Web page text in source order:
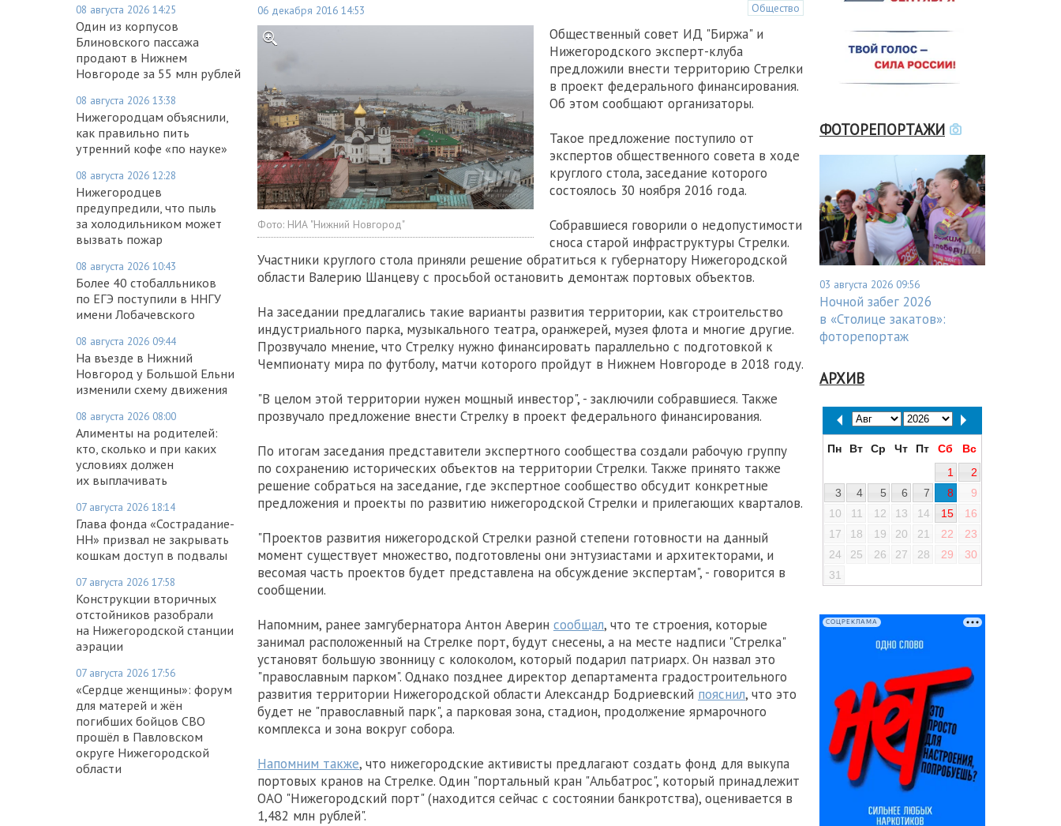
08 августа 2026 14:25
Один из корпусов
Блиновского пассажа
продают в Нижнем
Новгороде за 55 млн рублей
08 августа 2026 13:38
Нижегородцам объяснили,
как правильно пить
утренний кофе «по науке»
08 августа 2026 12:28
Нижегородцев
предупредили, что пыль
за холодильником может
вызвать пожар
08 августа 2026 10:43
Более 40 стобалльников
по ЕГЭ поступили в ННГУ
имени Лобачевского
08 августа 2026 09:44
На въезде в Нижний
Новгород у Большой Ельни
изменили схему движения
08 августа 2026 08:00
Алименты на родителей:
кто, сколько и при каких
условиях должен
их выплачивать
07 августа 2026 18:14
Глава фонда «Сострадание-
НН» призвал не закрывать
кошкам доступ в подвалы
07 августа 2026 17:58
Конструкции вторичных
отстойников разобрали
на Нижегородской станции
аэрации
07 августа 2026 17:56
«Сердце женщины»: форум
для матерей и жён
погибших бойцов СВО
прошёл в Павловском
округе Нижегородской
области
06 декабря 2016 14:53 Общество
Фото: НИА "Нижний Новгород"
Общественный совет ИД "Биржа" и
Нижегородского эксперт-клуба
предложили внести территорию Стрелки
в проект федерального финансирования.
Об этом сообщают организаторы.
Такое предложение поступило от
экспертов общественного совета в ходе
круглого стола, заседание которого
состоялось 30 ноября 2016 года.
Собравшиеся говорили о недопустимости
сноса старой инфраструктуры Стрелки.
Участники круглого стола приняли решение обратиться к губернатору Нижегородской
области Валерию Шанцеву с просьбой остановить демонтаж портовых объектов.
На заседании предлагались такие варианты развития территории, как строительство
индустриального парка, музыкального театра, оранжерей, музея флота и многие другие.
Прозвучало мнение, что Стрелку нужно финансировать параллельно с подготовкой к
Чемпионату мира по футболу, матчи которого пройдут в Нижнем Новгороде в 2018 году.
"В целом этой территории нужен мощный инвестор", - заключили собравшиеся. Также
прозвучало предложение внести Стрелку в проект федерального финансирования.
По итогам заседания представители экспертного сообщества создали рабочую группу
по сохранению исторических объектов на территории Стрелки. Также принято также
решение собраться на заседание, где экспертное сообщество обсудит конкретные
предложения и проекты по развитию нижегородской Стрелки и прилегающих кварталов.
"Проектов развития нижегородской Стрелки разной степени готовности на данный
момент существует множество, подготовлены они энтузиастами и архитекторами, и
весомая часть проектов будет представлена на обсуждение экспертам", - говорится в
сообщении.
Напомним, ранее замгубернатора Антон Аверин сообщал, что те строения, которые
занимал расположенный на Стрелке порт, будут снесены, а на месте надписи "Стрелка"
установят большую звонницу с колоколом, который подарил патриарх. Он назвал это
"православным парком". Однако позднее директор департамента градостроительного
развития территории Нижегородской области Александр Бодриевский пояснил, что это
будет не "православный парк", а парковая зона, стадион, продолжение ярмарочного
комплекса и зона вокруг собора.
Напомним также, что нижегородские активисты предлагают создать фонд для выкупа
портовых кранов на Стрелке. Один "портальный кран "Альбатрос", который принадлежит
ОАО "Нижегородский порт" (находится сейчас с состоянии банкротства), оценивается в
1,482 млн рублей".
ФОТОРЕПОРТАЖИ
03 августа 2026 09:56
Ночной забег 2026
в «Столице закатов»:
фоторепортаж
АРХИВ
Пн Вт Ср Чт Пт Сб
Вс
1
2
3
4 5 6 7 8
9
10
11 12 13 14 15
16
17
18 19 20 21 22
23
24
25 26 27 28 29
30
31
СОЦРЕКЛАМА